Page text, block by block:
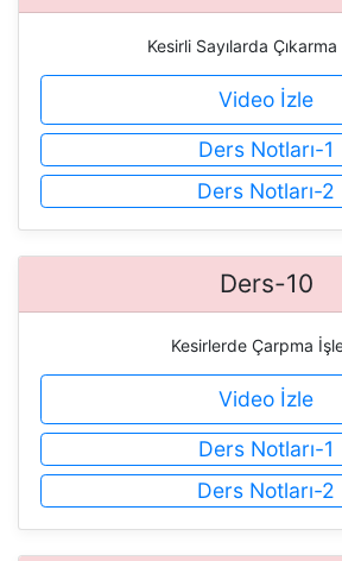
Kesirli Sayılarda
Video İzle
Ders Notları-1
Ders Notları-2
Ders-10
Kesirlerde Çarpma
Video İzle
Ders Notları-1
Ders Notları-2